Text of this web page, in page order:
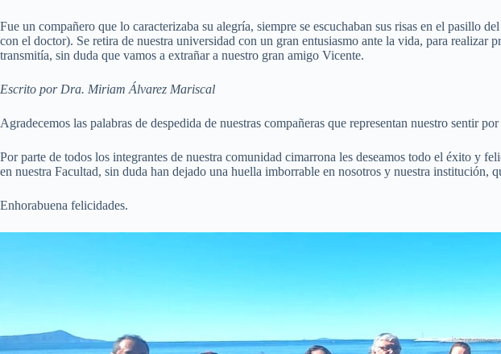
Fue un compañero que lo caracterizaba su alegría, siempre se escuchaban sus risas en el pasillo
con el doctor). Se retira de nuestra universidad con un gran entusiasmo ante la vida, para
transmitía, sin duda que vamos a extrañar a nuestro gran amigo Vicente.
Escrito por Dra. Miriam Álvarez Mariscal
Agradecemos las palabras de despedida de nuestras compañeras que representan nuestro sentir
Por parte de todos los integrantes de nuestra comunidad cimarrona les deseamos todo el éxito y
en nuestra Facultad, sin duda han dejado una huella imborrable en nosotros y nuestra institución,
Enhorabuena felicidades.